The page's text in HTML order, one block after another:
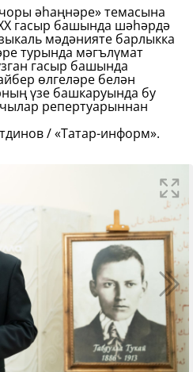
әһаңнәре» темасына
гасыр башында шәһәрдә
мәдәнияте барлыкка
турында мәгълүмат
гасыр башында
өлгеләре белән
үзе башкаруында бу
репертуарыннан
/ «Татар-информ».